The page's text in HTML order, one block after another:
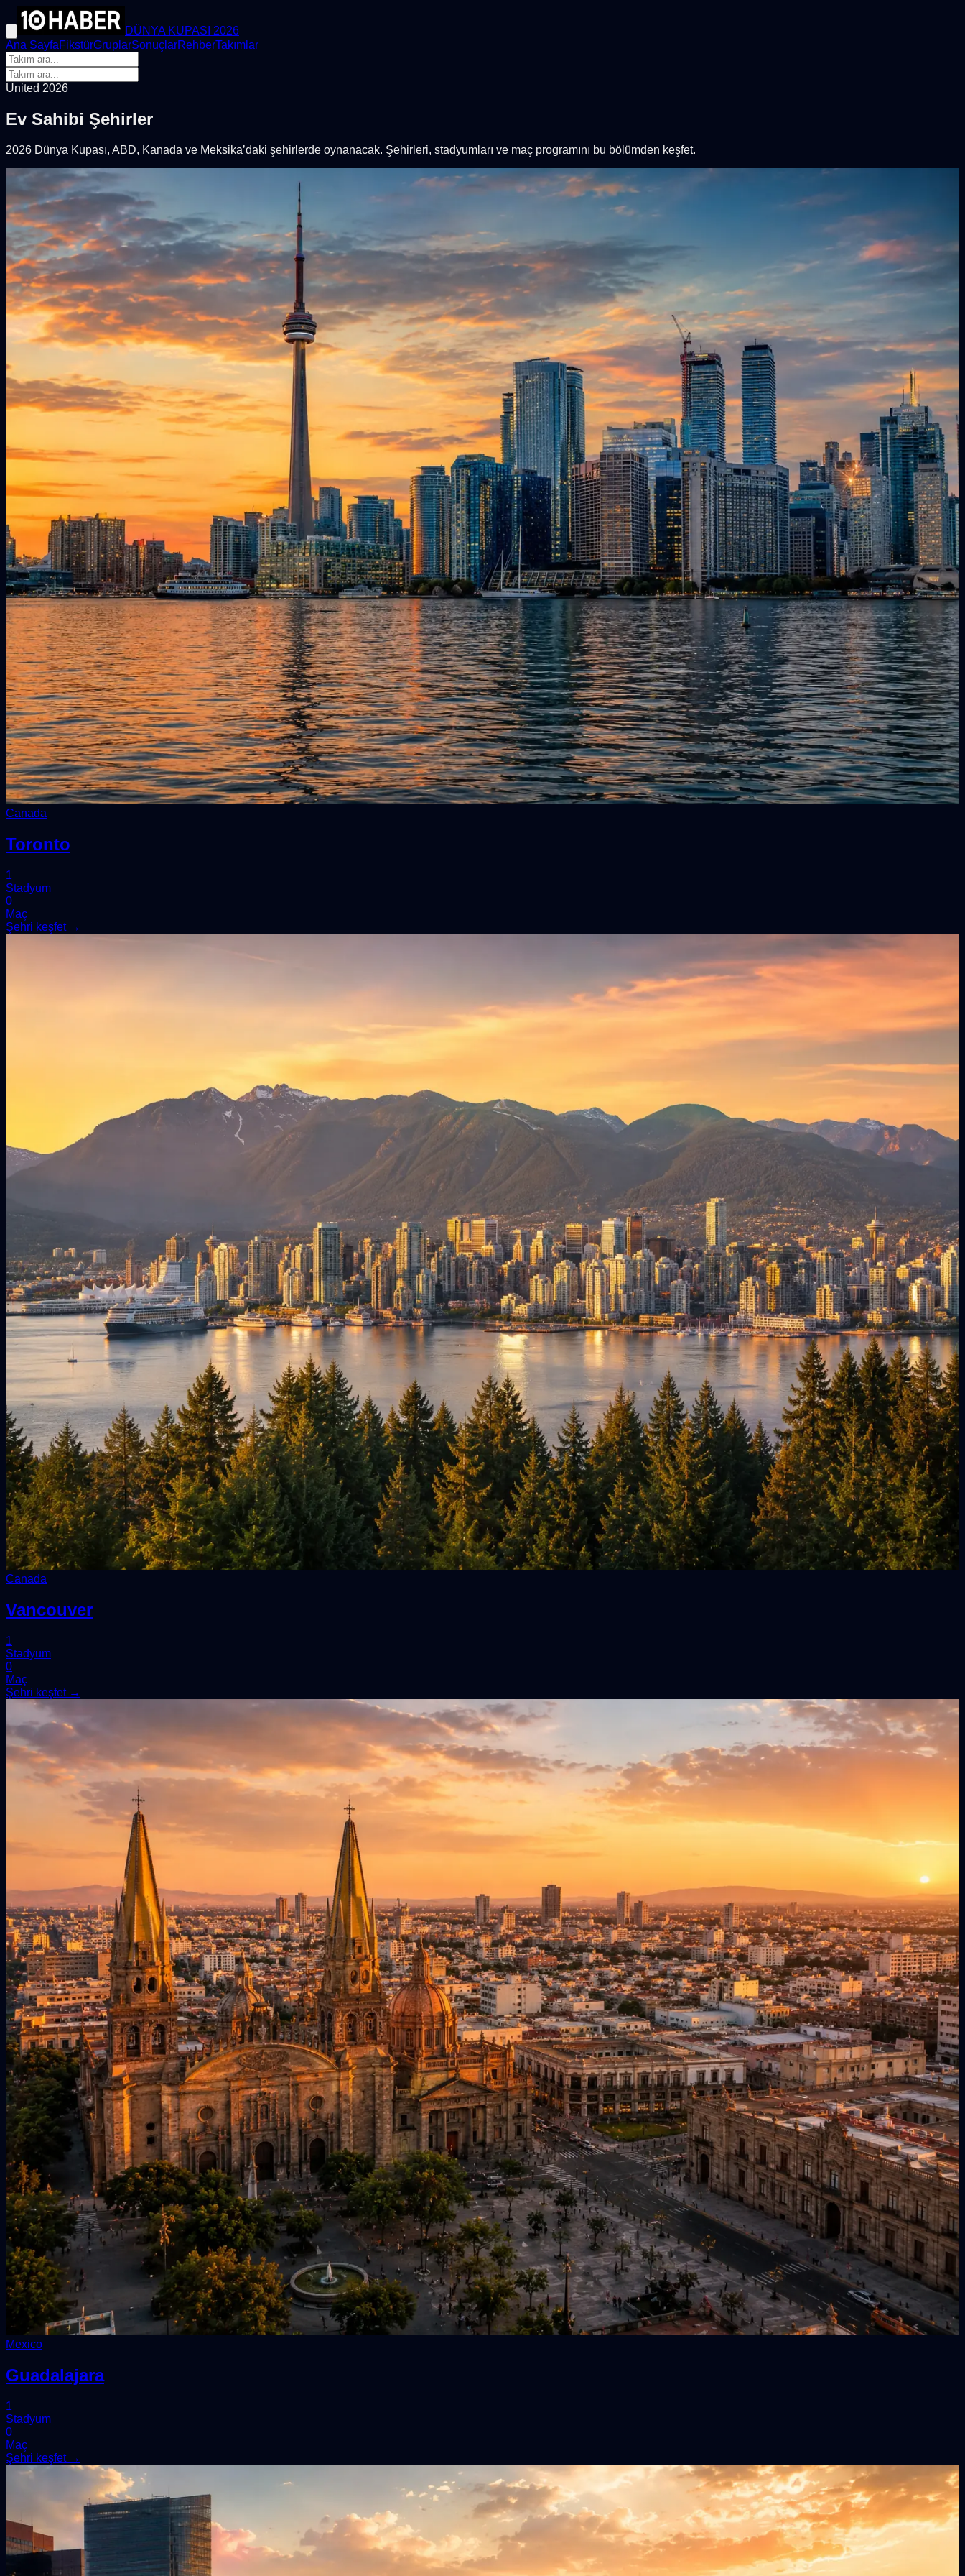
DÜNYA KUPASI 2026
Ana SayfaFikstürGruplarSonuçlarRehberTakımlar
United 2026
Ev Sahibi Şehirler
2026 Dünya Kupası, ABD, Kanada ve Meksika’daki şehirlerde oynanacak. Şehirleri, stadyumları ve maç programını bu bölümden keşfet.
Canada
Toronto
1
Stadyum
0
Maç
Şehri keşfet →
Canada
Vancouver
1
Stadyum
0
Maç
Şehri keşfet →
Mexico
Guadalajara
1
Stadyum
0
Maç
Şehri keşfet →